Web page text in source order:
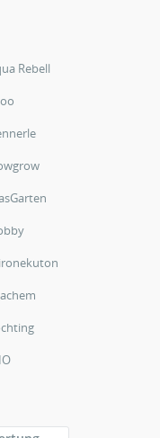
Rebell